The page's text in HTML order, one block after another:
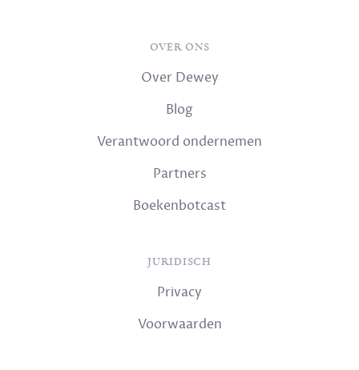
OVER ONS
Over Dewey
Blog
Verantwoord ondernemen
Partners
Boekenbotcast
JURIDISCH
Privacy
Voorwaarden